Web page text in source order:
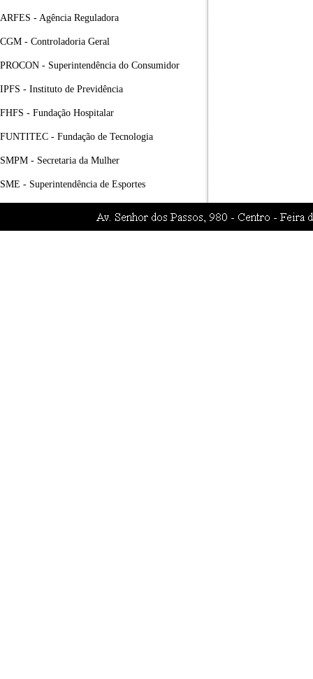
ARFES - Agência Reguladora
CGM - Controladoria Geral
PROCON - Superintendência do Consumidor
IPFS - Instituto de Previdência
FHFS - Fundação Hospitalar
FUNTITEC - Fundação de Tecnologia
SMPM - Secretaria da Mulher
SME - Superintendência de Esportes